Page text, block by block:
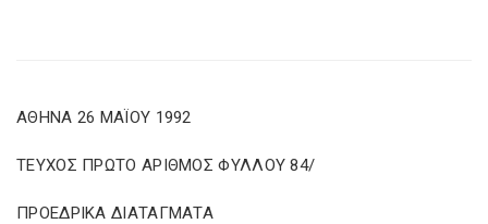
ΑΘΗΝΑ 26 ΜΑΪΟΥ 1992
ΤΕΥΧΟΣ ΠΡΩΤΟ ΑΡΙΘΜΟΣ ΦΥΛΛΟΥ 84/
ΠΡΟΕΔΡΙΚΑ ΔΙΑΤΑΓΜΑΤΑ